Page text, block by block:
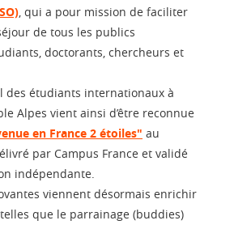
, qui a pour mission de faciliter
de tous les publics
doctorants, chercheurs et
des étudiants internationaux à
Alpes vient ainsi d’être reconnue
en France 2 étoiles" au
par Campus France et validé
indépendante.
viennent désormais enrichir
telles que le parrainage (buddies)